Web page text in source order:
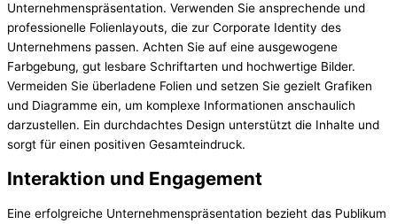
Unternehmenspräsentation. Verwenden Sie ansprechende und
professionelle Folienlayouts, die zur Corporate Identity des
Unternehmens passen. Achten Sie auf eine ausgewogene
Farbgebung, gut lesbare Schriftarten und hochwertige Bilder.
Vermeiden Sie überladene Folien und setzen Sie gezielt Grafiken
und Diagramme ein, um komplexe Informationen anschaulich
darzustellen. Ein durchdachtes Design unterstützt die Inhalte und
sorgt für einen positiven Gesamteindruck.
Interaktion und Engagement
Eine erfolgreiche Unternehmenspräsentation bezieht das Publikum